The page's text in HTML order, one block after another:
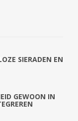
SIERADEN EN
GEWOON IN